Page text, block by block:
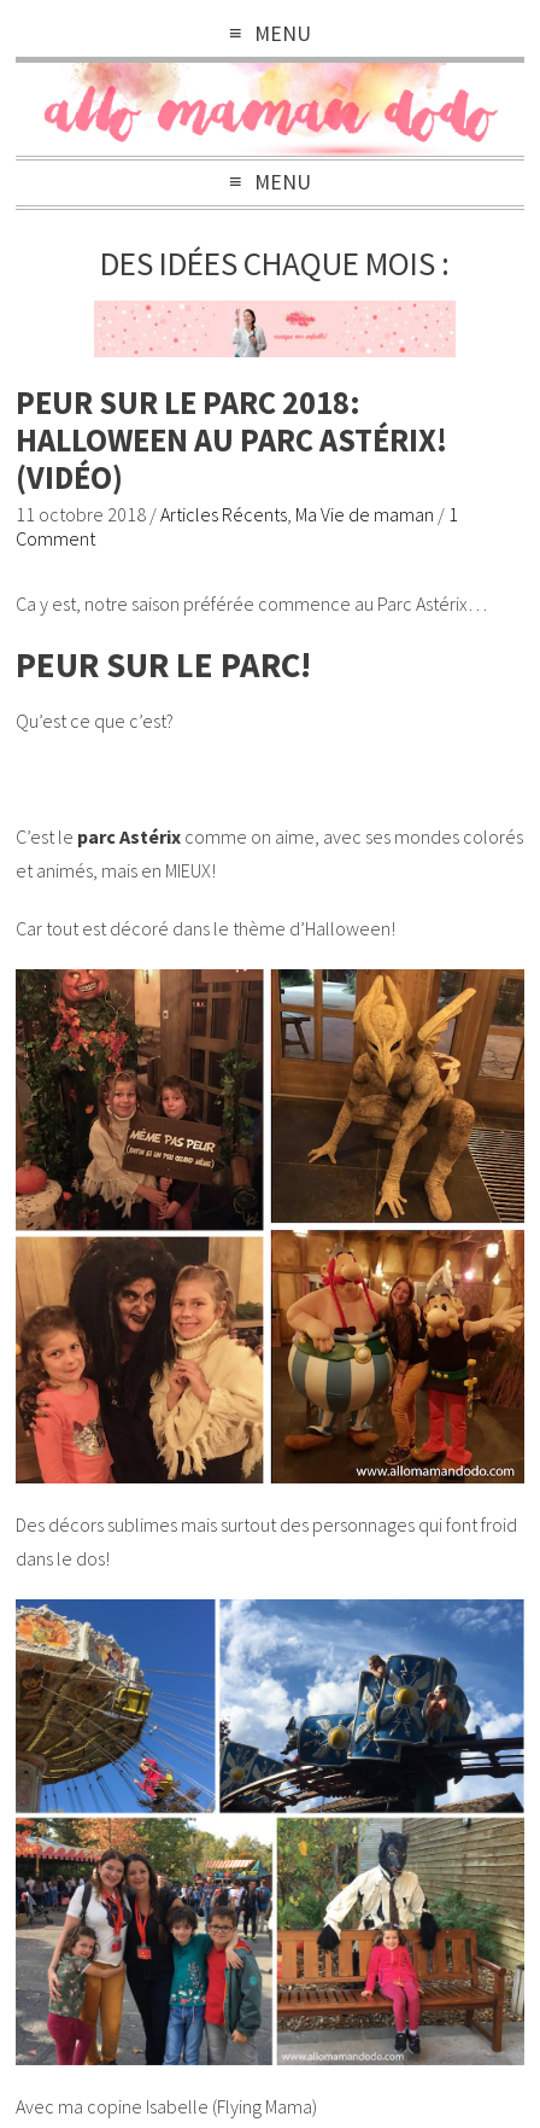
MENU
MENU
DES IDÉES CHAQUE MOIS :
PEUR SUR LE PARC 2018:
HALLOWEEN AU PARC ASTÉRIX!
(VIDÉO)
11 octobre 2018 /Articles Récents Ma Vie de maman / 1
Comment
Ca y est, notre saison préférée commence au Parc Astérix…
PEUR SUR LE PARC!
Qu’est ce que c’est?
C’est le parc Astérix comme on aime, avec ses mondes colorés
et animés, mais en MIEUX!
Car tout est décoré dans le thème d’Halloween!
Des décors sublimes mais surtout des personnages qui font froid
dans le dos!
Avec ma copine Isabelle (Flying Mama)